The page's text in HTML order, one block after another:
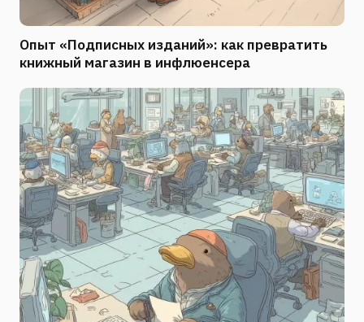
Опыт «Подписных изданий»: как превратить
книжный магазин в инфлюенсера